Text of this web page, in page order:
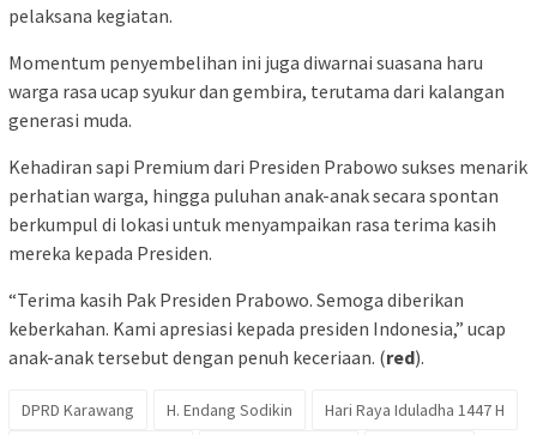
pelaksana kegiatan.
Momentum penyembelihan ini juga diwarnai suasana haru
warga rasa ucap syukur dan gembira, terutama dari kalangan
generasi muda.
Kehadiran sapi Premium dari Presiden Prabowo sukses menarik
perhatian warga, hingga puluhan anak-anak secara spontan
berkumpul di lokasi untuk menyampaikan rasa terima kasih
mereka kepada Presiden.
“Terima kasih Pak Presiden Prabowo. Semoga diberikan
keberkahan. Kami apresiasi kepada presiden Indonesia,” ucap
anak-anak tersebut dengan penuh keceriaan. (red).
DPRD Karawang H. Endang Sodikin Hari Raya Iduladha 1447 H